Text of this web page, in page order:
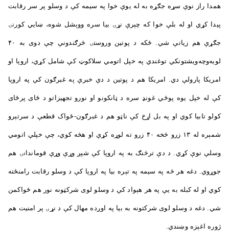
همدا راز نوې سړه جګړه به له یوې خوا په سیمه کې د وسلو پر سر رقابت
پيدا کړي او له بلې خوا که چېرې نړۍ بیا سره ووېشل شوه، ښايي کورنۍ
جګړې هم زیاتې شي. ځکه د پوتین وروستۍ څرګندونې چې دوی به ۴۰
لويه‌وچه‌ویشتونکي توغندي په خپل اتومي سلاکوټ کې شامل کړي، اروپا او
امریکا پارولې دي. امریکا هم د پوتين د دې خبرې په غبرګون کې په اروپا
کې له خپل یوه پوځي غونډ سره د ټانکونو او نورو تجهیزاتو د ځای پرځای
کولو تابيا کوي او په بل اړخ کې ناټو هم د غبرګون-ځواک قطعې د سرتېرو
شمېره له ۱۳ زرو څخه ۴۰ زرو ته لوړه کړې او هڅه کوي، چې خپلې اتومي
وسلې نوې کړي. د دې ترڅنګ به په اروپا کې شپږ وړې وړې قوماندانۍ هم
جوړوي. دغه هر څه په سیمه په تېره بیا په اروپا کې د وسلو رقابت رامنځته
کوي او له کبله به یې په هر هېواد کې د وسلو لوی شرکټونه نور هم ځواکمن
شي. دغه د وسلو لوی شرکتونه به بیا په اوږده مهال کې د نړۍ پر امنیت هم
ژوره اغېزه وښندي.